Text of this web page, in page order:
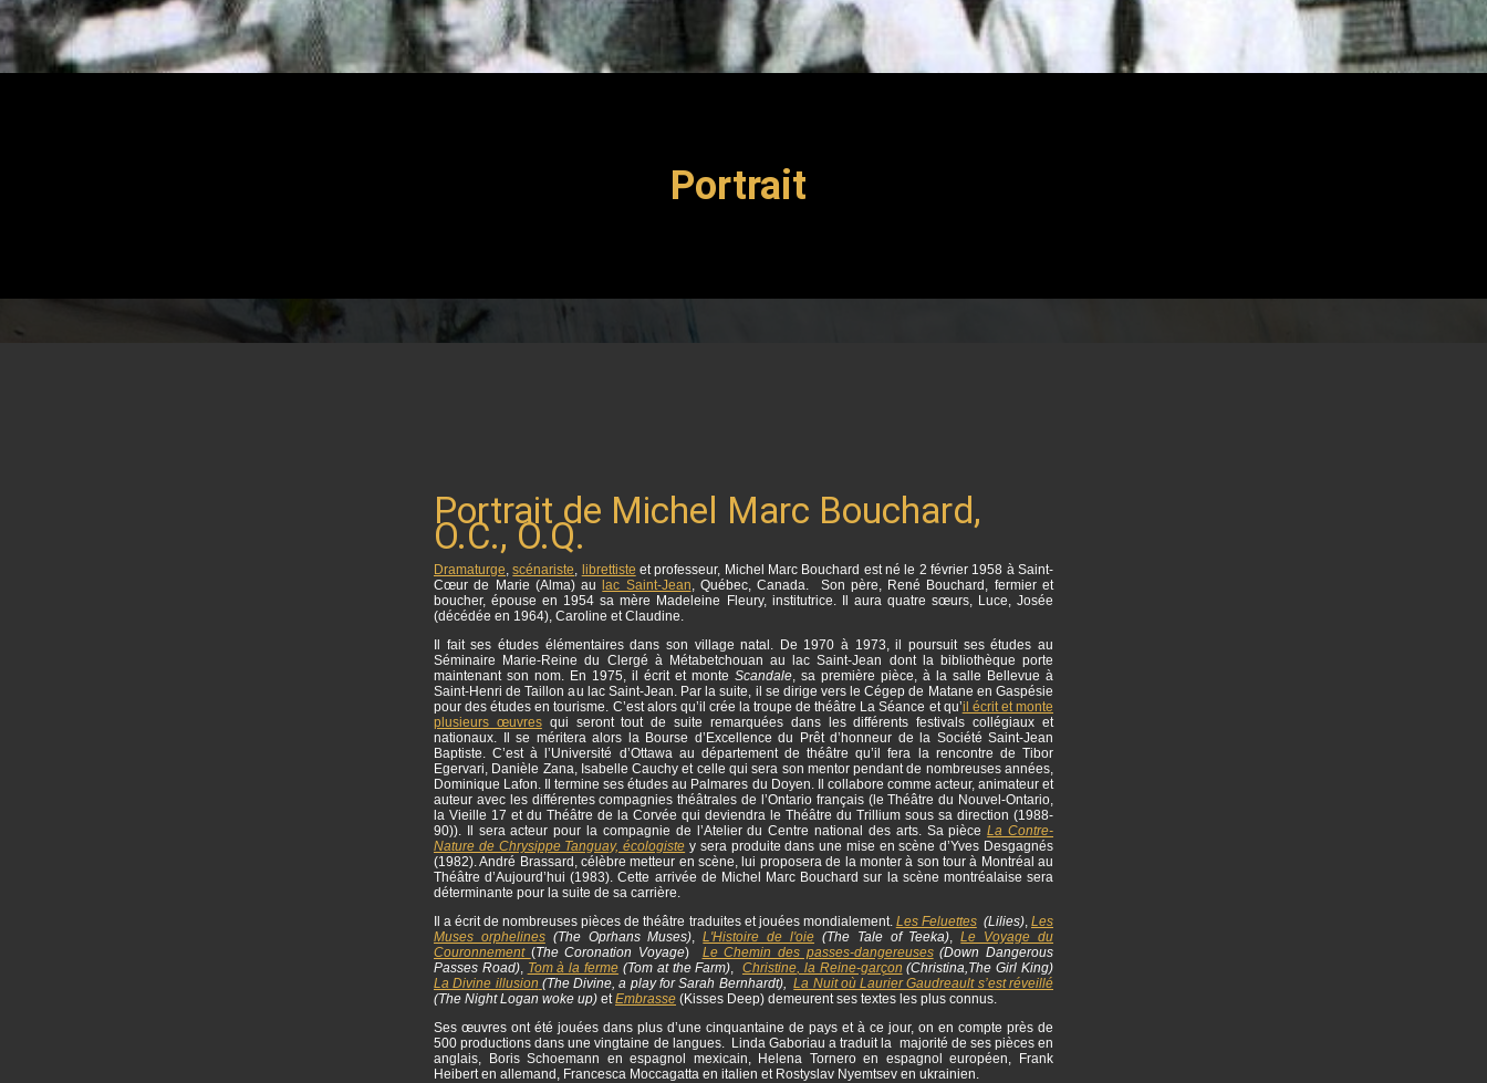
Portrait
Portrait de Michel Marc Bouchard,
O.C., O.Q.
Dramaturge ,scénariste librettiste et professeur, Michel Marc Bouchard est né le 2 février 1958 à Saint-
Cœur de Marie (Alma) aulac Saint-Jean , Québec, Canada. Son père, René Bouchard, fermier et
boucher, épouse en 1954 sa mère Madeleine Fleury, institutrice. Il aura quatre sœurs, Luce, Josée
(décédée en 1964), Caroline et Claudine.
Il fait ses études élémentaires dans son village natal. De 1970 à 1973, il poursuit ses études au
Séminaire Marie-Reine du Clergé à Métabetchouan au lac Saint-Jean dont la bibliothèque porte
maintenant son nom. En 1975, il écrit et monte Scandale , sa première pièce, à la salle Bellevue à
Saint-Henri de Taillon au lac Saint-Jean. Par la suite, il se dirige vers le Cégep de Matane en Gaspésie
pour des études en tourisme. C’est alors qu’il crée la troupe de théâtre La Séance et qu’il écrit et monte
plusieurs œuvresqui seront tout de suite remarquées dans les différents festivals collégiaux et
nationaux. Il se méritera alors la Bourse d’Excellence du Prêt d’honneur de la Société Saint-Jean
Baptiste. C’est à l’Université d’Ottawa au département de théâtre qu’il fera la rencontre de Tibor
Egervari, Danièle Zana, Isabelle Cauchy et celle qui sera son mentor pendant de nombreuses années,
Dominique Lafon. Il termine ses études au Palmares du Doyen. Il collabore comme acteur, animateur et
auteur avec les différentes compagnies théâtrales de l’Ontario français (le Théâtre du Nouvel-Ontario,
la Vieille 17 et du Théâtre de la Corvée qui deviendra le Théâtre du Trillium sous sa direction (1988-
90)). Il sera acteur pour la compagnie de l’Atelier du Centre national des arts. Sa pièceLa Contre-
Nature de Chrysippe Tanguay, écologiste y sera produite dans une mise en scène d’Yves Desgagnés
(1982). André Brassard, célèbre metteur en scène, lui proposera de la monter à son tour à Montréal au
Théâtre d’Aujourd’hui (1983). Cette arrivée de Michel Marc Bouchard sur la scène montréalaise sera
déterminante pour la suite de sa carrière.
Il a écrit de nombreuses pièces de théâtre traduites et jouées mondialement. Les Feluettes(Lilies), Les
Muses orphelines(The Oprhans Muses) ,L'Histoire de l'oie (The Tale of Teeka) ,Le Voyage du
Couronnement (The Coronation Voyage) Le Chemin des passes-dangereuses(Down Dangerous
Passes Road), Tom à la ferme (Tom at the Farm) Christine, la Reine-garçon (Christina,The Girl King)
La Divine illusion (The Divine, a play for Sarah Bernhardt),
La Nuit où Laurier Gaudreault s’est réveillé
(The Night Logan woke up) et Embrasse (Kisses Deep) demeurent ses textes les plus connus.
Ses œuvres ont été jouées dans plus d’une cinquantaine de pays et à ce jour, on en compte près de
500 productions dans une vingtaine de langues. Linda Gaboriau a traduit la majorité de ses pièces en
anglais, Boris Schoemann en espagnol mexicain, Helena Tornero en espagnol européen, Frank
Heibert en allemand, Francesca Moccagatta en italien et Rostyslav Nyemtsev en ukrainien.